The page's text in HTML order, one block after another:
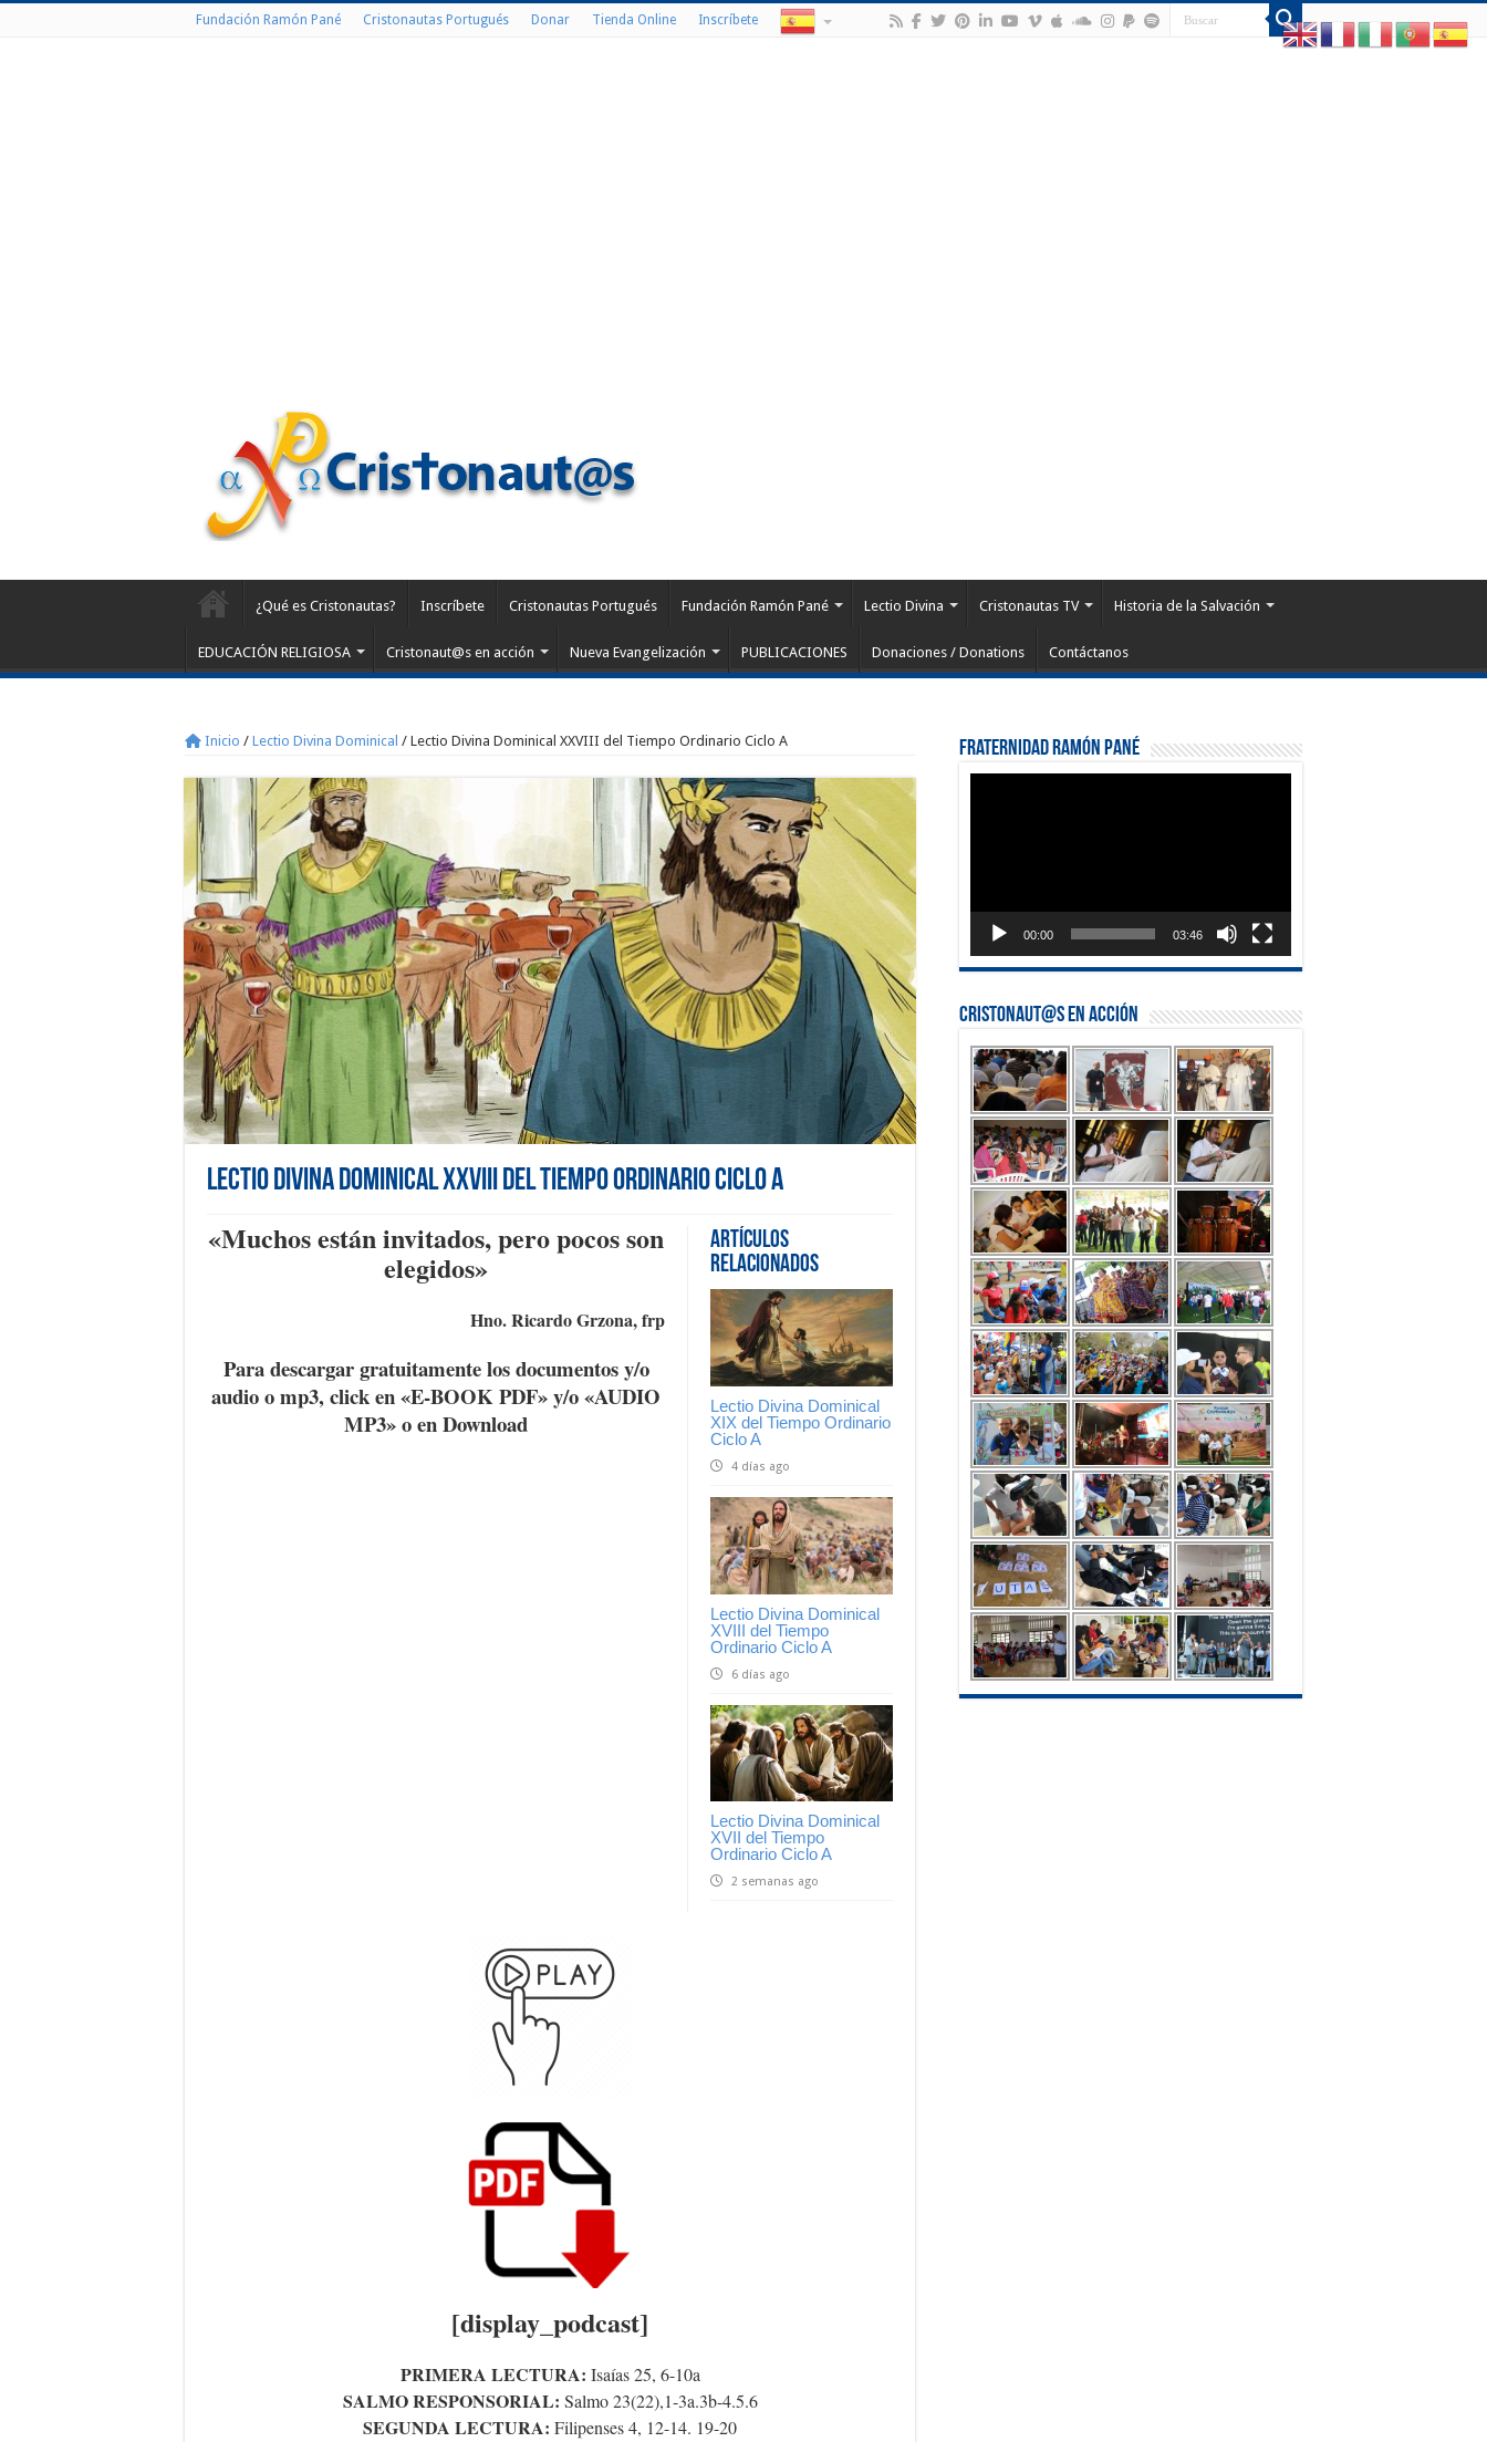
Fundación Ramón Pané Cristonautas Portugués Donar Tienda Online Inscríbete
¿Qué es Cristonautas? Inscríbete Cristonautas Portugués Fundación Ramón Pané Lectio Divina Cristonautas TV Historia de la Salvación
EDUCACIÓN RELIGIOSA Cristonaut@s en acción Nueva Evangelización PUBLICACIONES Donaciones / Donations Contáctanos
Inicio / Lectio Divina Dominical / Lectio Divina Dominical XXVIII del Tiempo Ordinario Ciclo A
Lectio Divina Dominical XXVIII del Tiempo Ordinario Ciclo A
Artículos
Relacionados
Lectio Divina Dominical
XIX del Tiempo Ordinario
Ciclo A
4 días ago
Lectio Divina Dominical
XVIII del Tiempo
Ordinario Ciclo A
6 días ago
Lectio Divina Dominical
XVII del Tiempo
Ordinario Ciclo A
2 semanas ago
«Muchos están invitados, pero pocos son
elegidos»
Hno. Ricardo Grzona, frp
Para descargar gratuitamente los documentos y/o
audio o mp3, click en «E-BOOK PDF» y/o «AUDIO
MP3» o en Download
[display_podcast]
PRIMERA LECTURA: Isaías 25, 6-10a
SALMO RESPONSORIAL: Salmo23(22),1-3a.3b-4.5.6
SEGUNDA LECTURA: Filipenses 4, 12-14. 19-20
Fraternidad Ramón Pané
00:00 03:46
Cristonaut@s en Acción